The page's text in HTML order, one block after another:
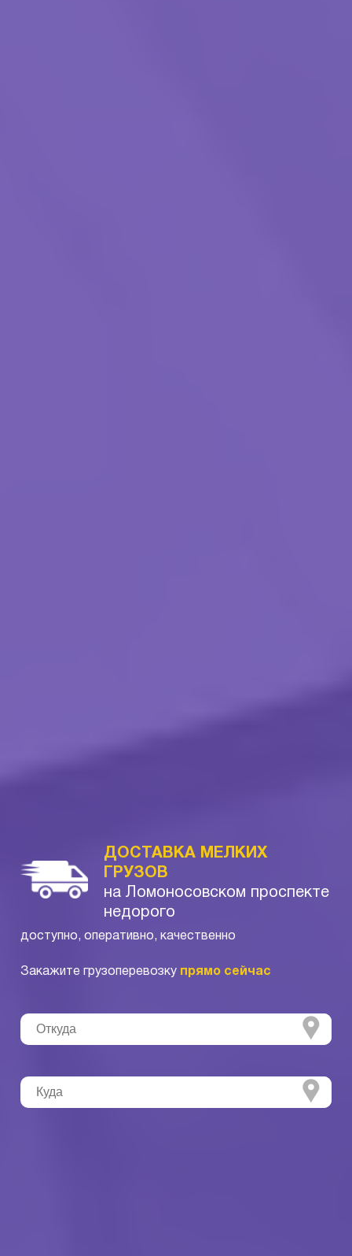
ДОСТАВКА МЕЛКИХ
ГРУЗОВ
на Ломоносовском проспекте
недорого
доступно, оперативно, качественно
Закажите грузоперевозку прямо сейчас